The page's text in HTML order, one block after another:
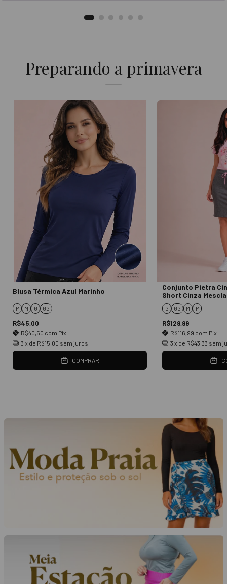
Preparando a primavera
Blusa Térmica Azul Marinho
P M G GG
R$45,00
R$40,50 com Pix
3 x de R$15,00 sem juros
COMPRAR
Conjunto Pietra
Short Cinza
G GG M P
R$129,99
R$116,99 com Pix
3 x de R$43,33 sem